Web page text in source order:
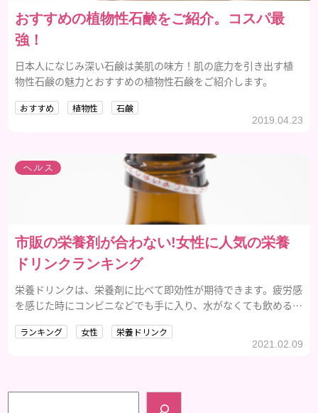
おすすめの植物性石鹸をご紹介。コスパ最
強！
日本人になじみ深い石鹸は美肌の味方！肌の底力を引き出す植
物性石鹸の魅力とおすすめの植物性石鹸をご紹介します。
おすすめ 植物性 石鹸
2019.04.23
ヘルス
市販の栄養剤が合わない!女性に人気の栄養
ドリンクランキング
栄養ドリンクは、栄養剤に比べて即効性が期待できます。疲労感
を感じた時にコンビニなどでも手に入り、水がなくても飲めるの
合は「医薬品」を、軽い疲れを癒したいときには「医薬部外
品」の栄養ドリンクを、ビタミン類のみを摂りたいなら「清涼
ランキング 女性 栄養ドリンク
2021.02.09
検索